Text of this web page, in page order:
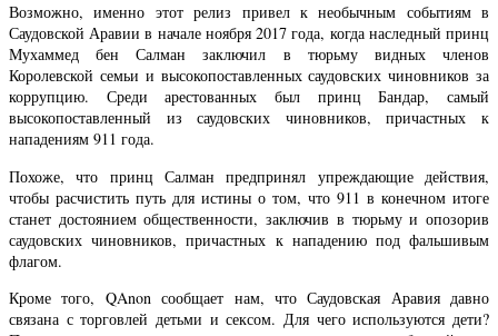
Возможно, именно этот релиз привел к необычным событиям в
Саудовской Аравии в начале ноября 2017 года, когда наследный принц
Мухаммед бен Салман заключил в тюрьму видных членов
Королевской семьи и высокопоставленных саудовских чиновников за
коррупцию. Среди арестованных был принц Бандар, самый
высокопоставленный из саудовских чиновников, причастных к
нападениям 911 года.
Похоже, что принц Салман предпринял упреждающие действия,
чтобы расчистить путь для истины о том, что 911 в конечном итоге
станет достоянием общественности, заключив в тюрьму и опозорив
саудовских чиновников, причастных к нападению под фальшивым
флагом.
Кроме того, QAnon сообщает нам, что Саудовская Аравия давно
связана с торговлей детьми и сексом. Для чего используются дети?